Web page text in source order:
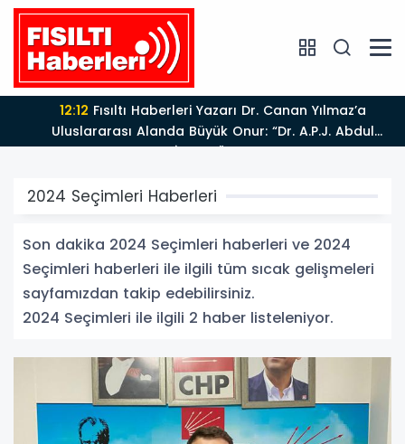
12:12Fısıltı Haberleri Yazarı Dr. Canan Yılmaz’a
Uluslararası Alanda Büyük Onur: “Dr. A.P.J. Abdul
Kalam İlham Ödülü 2026”
2024 Seçimleri Haberleri
Son dakika 2024 Seçimleri haberleri ve 2024
Seçimleri haberleri ile ilgili tüm sıcak gelişmeleri
sayfamızdan takip edebilirsiniz.
2024 Seçimleri ile ilgili 2 haber listeleniyor.